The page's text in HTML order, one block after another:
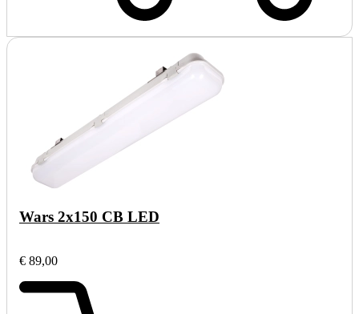
Wars 2x150 CB LED
€ 89,00